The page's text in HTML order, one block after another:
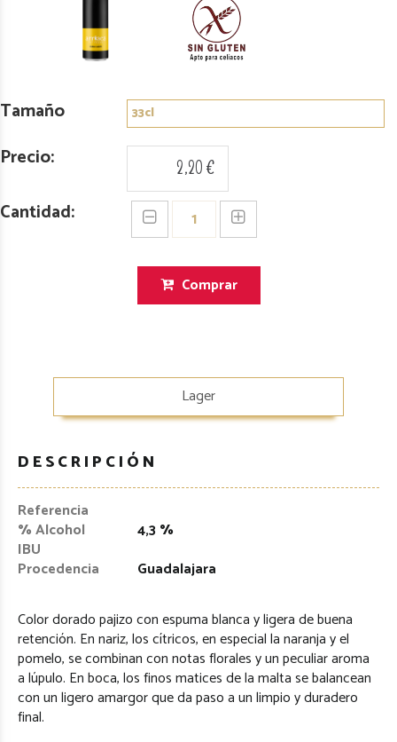
Tamaño
Precio:
2,20 €
Cantidad:
Comprar
Lager
DESCRIPCIÓN
Referencia
% Alcohol
4,3 %
IBU
Procedencia
Guadalajara
Color dorado pajizo con espuma blanca y ligera de buena
retención. En nariz, los cítricos, en especial la naranja y el
pomelo, se combinan con notas florales y un peculiar aroma
a lúpulo. En boca, los finos matices de la malta se balancean
con un ligero amargor que da paso a un limpio y duradero
final.